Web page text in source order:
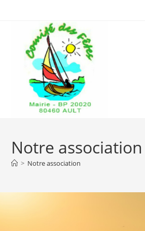
Notre association
> Notre association